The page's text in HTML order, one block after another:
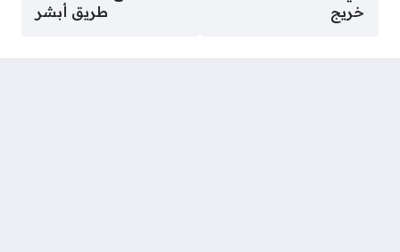
خريج
طريق أبشر